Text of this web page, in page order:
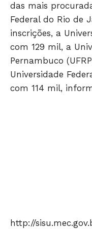
POLÍCIA
das mais
Federal do Rio de
inscrições, a
com 129 mil, a
Pernambuco
Universidade
com 114 mil,
http://